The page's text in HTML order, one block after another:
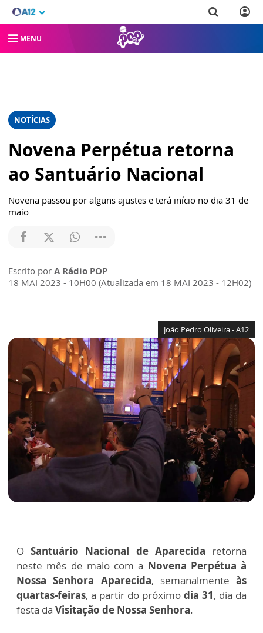
MENU
NOTÍCIAS
Novena Perpétua retorna
ao Santuário Nacional
Novena passou por alguns ajustes e terá início no dia 31 de
maio
Escrito por A Rádio POP
18 MAI 2023 - 10H00 (Atualizada em 18 MAI 2023 - 12H02)
João Pedro Oliveira - A12
OSantuário Nacional de Aparecida retorna
neste mês de maio com a Novena Perpétua à
Nossa Senhora Aparecida, semanalmente às
quartas-feiras, a partir do próximo dia 31, dia da
festa da Visitação de Nossa Senhora.